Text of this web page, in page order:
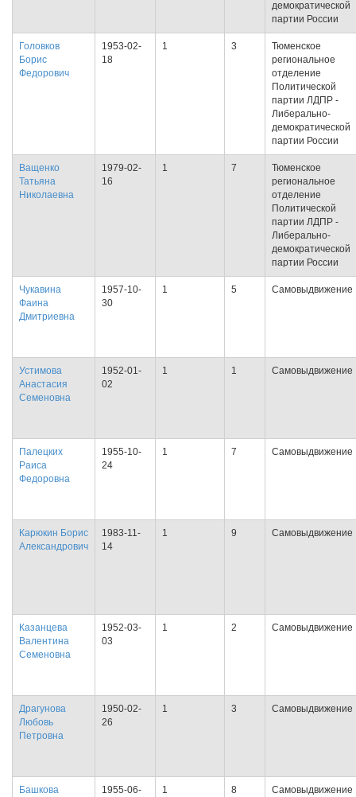
демократической
партии России
Головков
Борис
Федорович
1953-02-
18
1 3
Тюменское
региональное
отделение
Политической
партии ЛДПР -
Либерально-
демократической
партии России
Ващенко
Татьяна
Николаевна
1979-02-
16
1 7
Тюменское
региональное
отделение
Политической
партии ЛДПР -
Либерально-
демократической
партии России
Чукавина
Фаина
Дмитриевна
1957-10-
30
1 5 Самовыдвижение
Устимова
Анастасия
Семеновна
1952-01-
02
1 1 Самовыдвижение
Палецких
Раиса
Федоровна
1955-10-
24
1 7 Самовыдвижение
Карюкин Борис
Александрович
1983-11-
14
1 9 Самовыдвижение
Казанцева
Валентина
Семеновна
1952-03-
03
1 2 Самовыдвижение
Драгунова
Любовь
Петровна
1950-02-
26
1 3 Самовыдвижение
Башкова
1955-06-
1 8 Самовыдвижение